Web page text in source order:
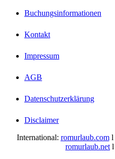
Buchungsinformationen
Kontakt
Impressum
AGB
Datenschutzerklärung
Disclaimer
International: romurlaub.coml
romurlaub.net l